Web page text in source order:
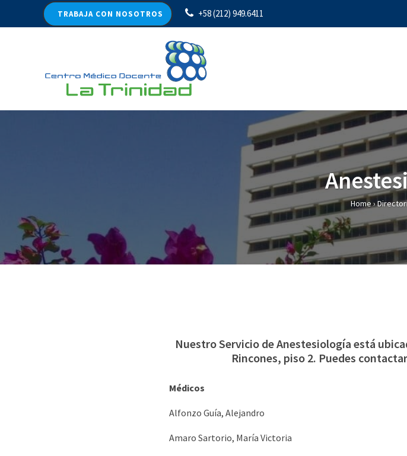
TRABAJA CON NOSOTROS +58 (212) 949.6411
Home›
Nuestro Servicio de Anestesiología está
Rincones, piso 2. Puedes
Médicos
Alfonzo Guía, Alejandro
Amaro Sartorio, María Victoria